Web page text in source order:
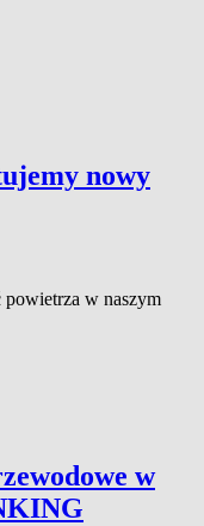
nowy
powietrza w naszym
w